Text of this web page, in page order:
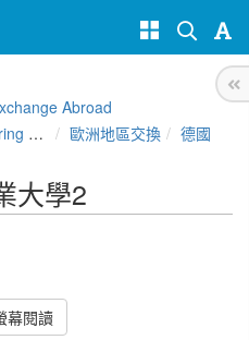
Abroad
歐洲地區交換 德國
大學2
幕閱讀